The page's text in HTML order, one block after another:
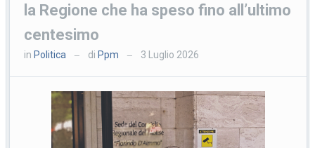
la Regione che ha speso fino all’ultimo
centesimo
in Politica — di Ppm — 3 Luglio 2026